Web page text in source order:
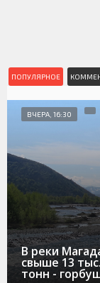
ПОПУЛЯРНОЕ
В реки
свыше 13
тонн -
ВЧЕРА, 16:30